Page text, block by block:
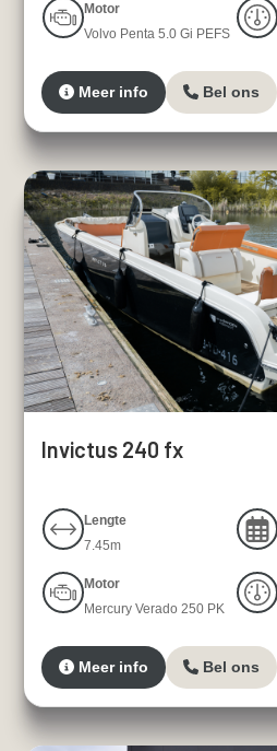
Motor
Volvo Penta 5.0 Gi PEFS
Meer info Bel ons
Invictus 240 fx
Lengte
7.45m
Motor
Mercury Verado 250 PK
Meer info Bel ons